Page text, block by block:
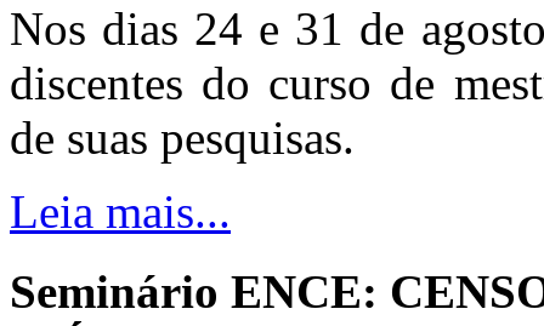
Nos dias 24 e 31 de
discentes do curso de
de suas pesquisas.
Leia mais...
Seminário ENCE: